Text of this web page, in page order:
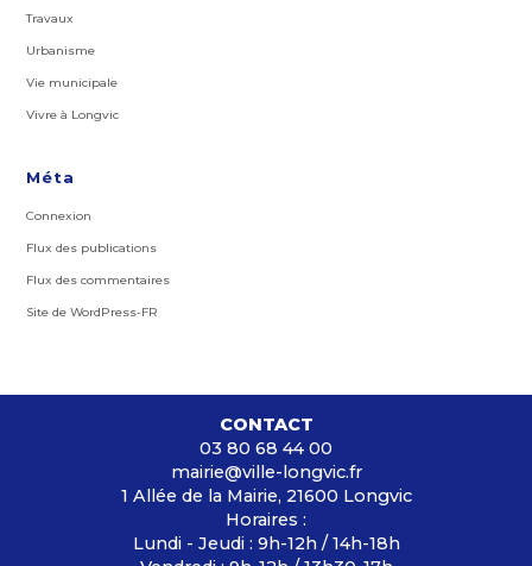
Travaux
Urbanisme
Vie municipale
Vivre à Longvic
Méta
Connexion
Flux des publications
Flux des commentaires
Site de WordPress-FR
CONTACT
03 80 68 44 00
mairie@ville-longvic.fr
1 Allée de la Mairie, 21600 Longvic
Horaires :
Lundi - Jeudi : 9h-12h / 14h-18h